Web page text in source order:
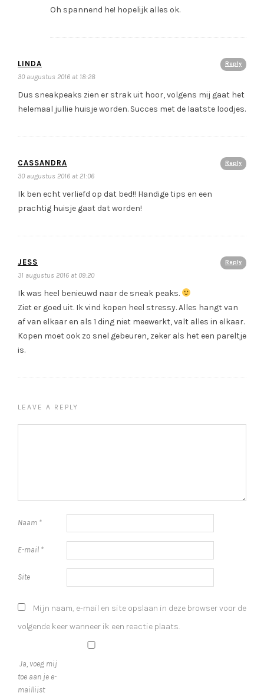
Oh spannend he! hopelijk alles ok.
Reply
LINDA
30 augustus 2016 at 18:28
Dus sneakpeaks zien er strak uit hoor, volgens mij gaat het
helemaal jullie huisje worden. Succes met de laatste loodjes.
Reply
CASSANDRA
30 augustus 2016 at 21:06
Ik ben echt verliefd op dat bed!! Handige tips en een
prachtig huisje gaat dat worden!
Reply
JESS
31 augustus 2016 at 09:20
Ik was heel benieuwd naar de sneak peaks.
Ziet er goed uit. Ik vind kopen heel stressy. Alles hangt van
af van elkaar en als 1 ding niet meewerkt, valt alles in elkaar.
Kopen moet ook zo snel gebeuren, zeker als het een pareltje
is.
LEAVE A REPLY
Naam *
E-mail *
Site
Mijn naam, e-mail en site opslaan in deze browser voor de
volgende keer wanneer ik een reactie plaats.
Ja, voeg mij
toe aan je e-
maillijst